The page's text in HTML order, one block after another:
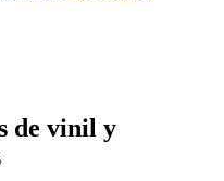
de vinil y